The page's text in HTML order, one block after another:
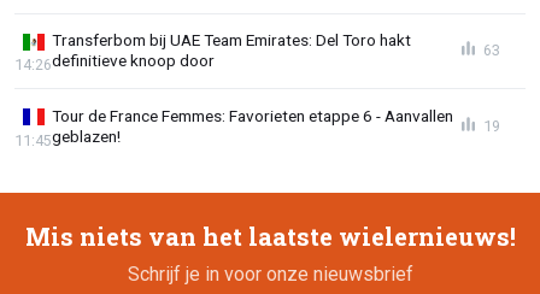
Transferbom bij UAE Team Emirates: Del Toro hakt
definitieve knoop door
14:26
63
Tour de France Femmes: Favorieten etappe 6 - Aanvallen
geblazen!
11:45
19
Mis niets van het laatste wielernieuws!
Schrijf je in voor onze nieuwsbrief